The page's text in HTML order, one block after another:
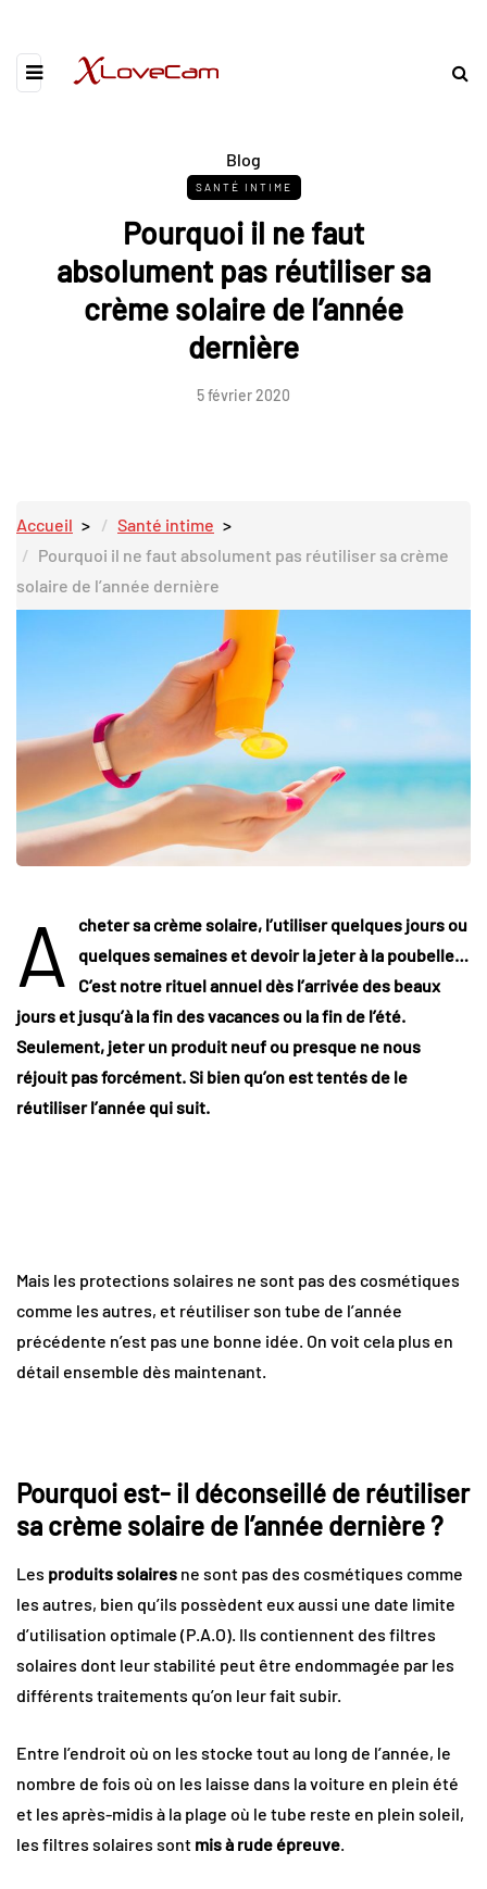
Blog
SANTÉ INTIME
Pourquoi il ne faut
absolument pas réutiliser sa
crème solaire de l’année
dernière
5 février 2020
Accueil
Santé intime
Pourquoi il ne faut absolument pas réutiliser sa crème
solaire de l’année dernière
A
cheter sa crème solaire, l’utiliser quelques jours ou
quelques semaines et devoir la jeter à la poubelle…
C’est notre rituel annuel dès l’arrivée des beaux
jours et jusqu’à la fin des vacances ou la fin de l’été.
Seulement, jeter un produit neuf ou presque ne nous
réjouit pas forcément. Si bien qu’on est tentés de le
réutiliser l’année qui suit.
Mais les protections solaires ne sont pas des cosmétiques
comme les autres, et réutiliser son tube de l’année
précédente n’est pas une bonne idée. On voit cela plus en
détail ensemble dès maintenant.
Pourquoi est- il déconseillé de réutiliser
sa crème solaire de l’année dernière ?
Les produits solaires ne sont pas des cosmétiques comme
les autres, bien qu’ils possèdent eux aussi une date limite
d’utilisation optimale (P.A.O). Ils contiennent des filtres
solaires dont leur stabilité peut être endommagée par les
différents traitements qu’on leur fait subir.
Entre l’endroit où on les stocke tout au long de l’année, le
nombre de fois où on les laisse dans la voiture en plein été
et les après-midis à la plage où le tube reste en plein soleil,
les filtres solaires sont mis à rude épreuve.